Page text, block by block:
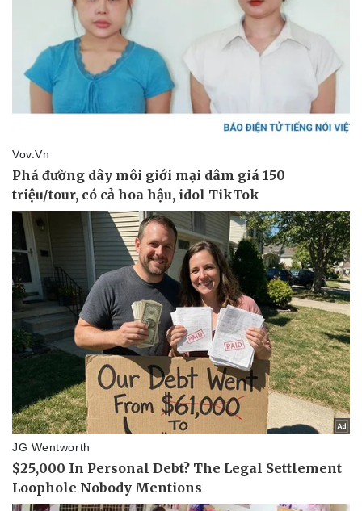
Vụ án
Tin nóng
Tư vấn luật
Quân sự - Quốc phòng
Vũ khí